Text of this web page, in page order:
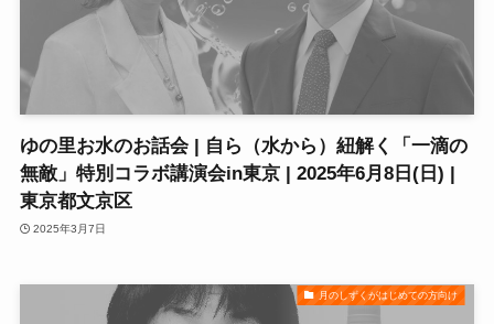
ゆの里お水のお話会 | 自ら（水から）紐解く「一滴の
無敵」特別コラボ講演会in東京 | 2025年6月8日(日) |
東京都文京区
2025年3月7日
月のしずくがはじめての方向け